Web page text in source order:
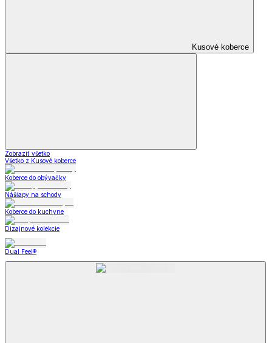
Kusové koberce
Zobraziť všetko
Všetko z Kusové koberce
Koberce do obývačky
Nášľapy na schody
Koberce do kuchyne
Dizajnové kolekcie
Dual Feel®